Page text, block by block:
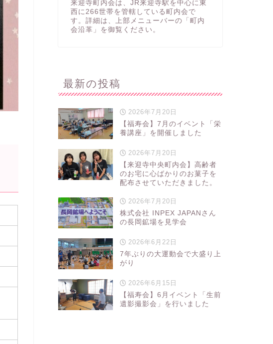
来迎寺町内会は、JR来迎寺駅を中心に東
西に266世帯を管轄している町内会で
す。詳細は、上部メニューバーの「町内
会沿革」を御覧ください。
最新の投稿
2026年7月20日
【福寿会】7月のイベント「栄
養講座」を開催しました
2026年7月20日
【来迎寺中央町内会】高齢者
のお宅に心ばかりのお菓子を
配布させていただきました。
2026年7月20日
株式会社 INPEX JAPANさん
の長岡鉱場を見学会
2026年6月22日
7年ぶりの大運動会で大盛り上
がり
2026年6月15日
【福寿会】6月イベント「生前
遺影撮影会」を行いました